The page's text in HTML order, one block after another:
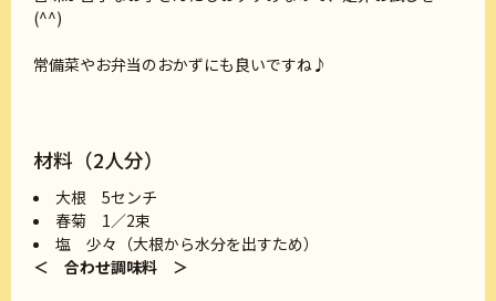
(^^)
常備菜やお弁当のおかずにも良いですね♪
材料（2人分）
大根 5センチ
春菊 1／2束
塩 少々（大根から水分を出すため）
＜ 合わせ調味料 ＞